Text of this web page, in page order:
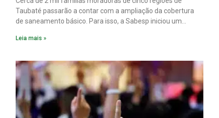
Taubaté passarão a contar com a ampliação da cobertura
de saneamento básico. Para isso, a Sabesp iniciou um
milhões.
Leia mais »